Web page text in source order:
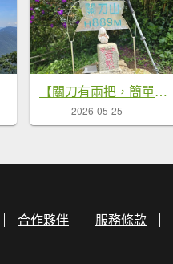
【關刀有兩把，簡單的先拿！😁😁】出關古道-聖關段，小百岳#036關刀山，就叫它小關刀吧。
2026-05-25
合作夥伴 服務條款